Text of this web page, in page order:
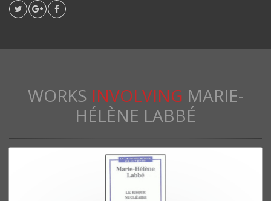
WORKS INVOLVING MARIE-
HÉLÈNE LABBÉ